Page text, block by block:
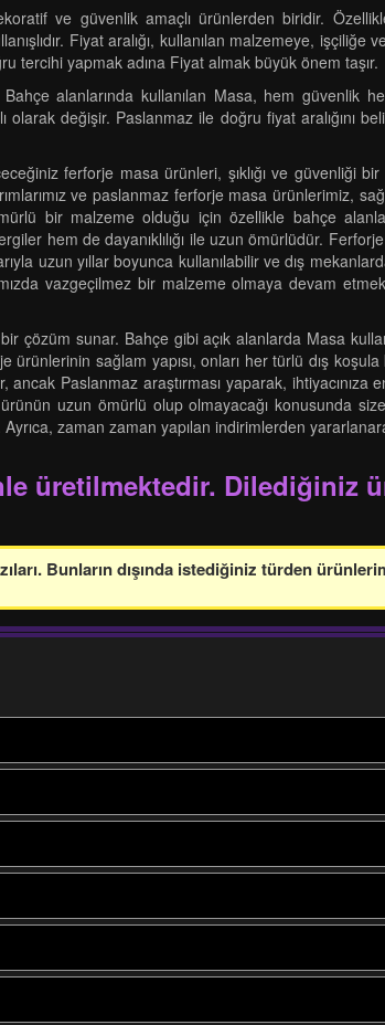
ve güvenlik amaçlı ürünlerden biridir. Özellikle
Fiyat aralığı, kullanılan malzemeye, işçiliğe
tercihi yapmak adına Fiyat almak büyük önem taşır.
alanlarında kullanılan Masa, hem güvenlik
olarak değişir. Paslanmaz ile doğru fiyat aralığını
ferforje masa ürünleri, şıklığı ve güvenliği
ve paslanmaz ferforje masa ürünlerimiz,
bir malzeme olduğu için özellikle bahçe
hem de dayanıklılığı ile uzun ömürlüdür.
uzun yıllar boyunca kullanılabilir ve dış
vazgeçilmez bir malzeme olmaya devam
çözüm sunar. Bahçe gibi açık alanlarda Masa
sağlam yapısı, onları her türlü dış koşula
Paslanmaz araştırması yaparak, ihtiyacınıza
uzun ömürlü olup olmayacağı konusunda
Ayrıca, zaman zaman yapılan indirimlerden
üretilmektedir. Dilediğiniz
Bunların dışında istediğiniz türden